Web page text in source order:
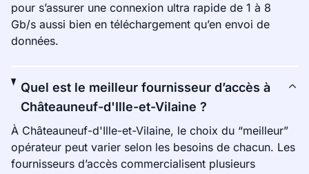
pour s’assurer une connexion ultra rapide de 1 à 8
Gb/s aussi bien en téléchargement qu’en envoi de
données.
Quel est le meilleur fournisseur d’accès à
Châteauneuf-d'Ille-et-Vilaine ?
À Châteauneuf-d'Ille-et-Vilaine, le choix du “meilleur”
opérateur peut varier selon les besoins de chacun. Les
fournisseurs d’accès commercialisent plusieurs